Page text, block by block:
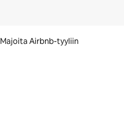
Majoita Airbnb-tyyliin